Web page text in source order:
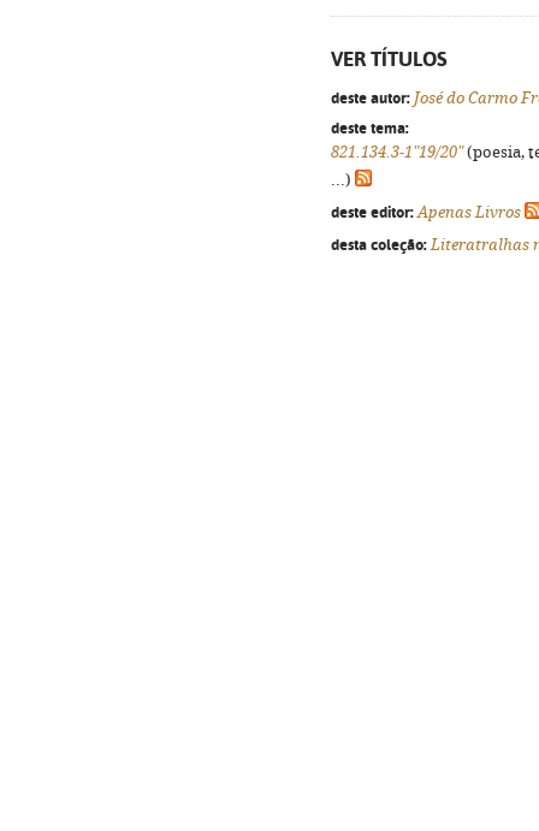
VER TÍTULOS
deste autor: José do Carmo
deste tema:
821.134.3-1"19/20"(poesia,
...)
deste editor: Apenas Livros
desta coleção: Literatralhas